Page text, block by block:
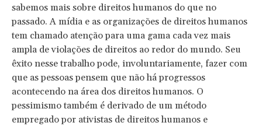
sabemos mais sobre direitos humanos do que no
passado. A mídia e as organizações de direitos humanos
tem chamado atenção para uma gama cada vez mais
ampla de violações de direitos ao redor do mundo. Seu
êxito nesse trabalho pode, involuntariamente, fazer com
que as pessoas pensem que não há progressos
acontecendo na área dos direitos humanos. O
pessimismo também é derivado de um método
empregado por ativistas de direitos humanos e